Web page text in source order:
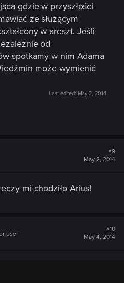
gdzie w przyszłości
ze służącym
w areszt. Jeśli
od
spotkamy w nim Adama
może wymienić
Last edited: May 2, 2014
#9
May 2, 2014
mi chodziło Arius!
user
#10
May 4, 2014